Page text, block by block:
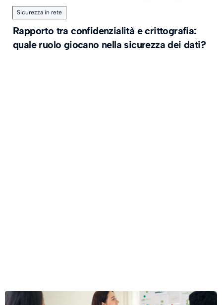
Sicurezza in rete
Rapporto tra confidenzialità e crittografia:
quale ruolo giocano nella sicurezza dei dati?